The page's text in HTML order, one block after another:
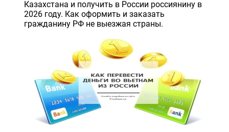
Казахстана и получить в России россиянину в
2026 году. Как оформить и заказать
гражданину РФ не выезжая страны.